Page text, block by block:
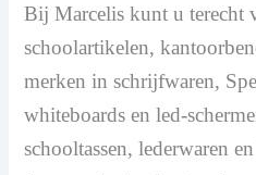
Bij Marcelis kunt u terecht
schoolartikelen,
merken in schrijfwaren,
whiteboards en led-
schooltassen, lederwaren